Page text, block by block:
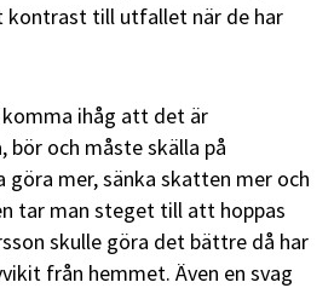
kontrast till utfallet när de har
ihåg att det är
bör och måste skälla på
göra mer, sänka skatten mer och
tar man steget till att hoppas
skulle göra det bättre då har
från hemmet. Även en svag